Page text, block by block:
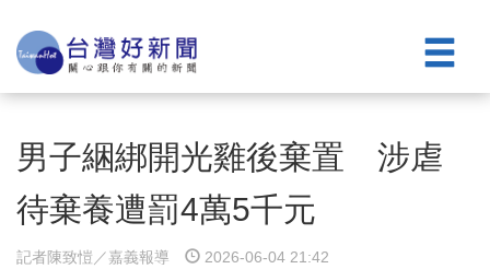
男子綑綁開光雞後棄置 涉虐
待棄養遭罰4萬5千元
記者陳致愷／嘉義報導 2026-06-04 21:42